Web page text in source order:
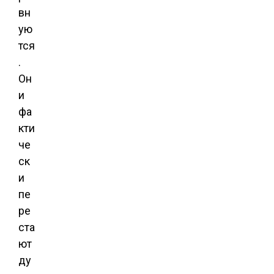
вн
ую
тся
.
Он
и
фа
кти
че
ск
и
пе
ре
ста
ют
ду